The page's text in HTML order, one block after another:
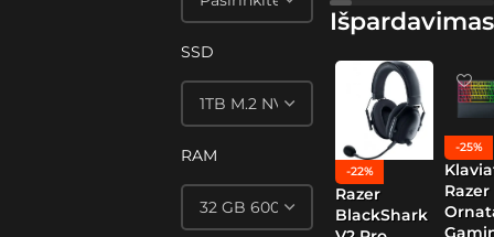
SSD
RAM
Išpardavimas
-22%
Razer
BlackShark
-25%
Razer